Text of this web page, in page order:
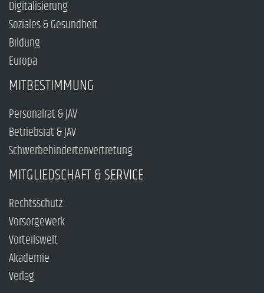
Digitalisierung
Soziales & Gesundheit
Bildung
Europa
MITBESTIMMUNG
Personalrat & JAV
Betriebsrat & JAV
Schwerbehindertenvertretung
MITGLIEDSCHAFT & SERVICE
Rechtsschutz
Vorsorgewerk
Vorteilswelt
Akademie
Verlag